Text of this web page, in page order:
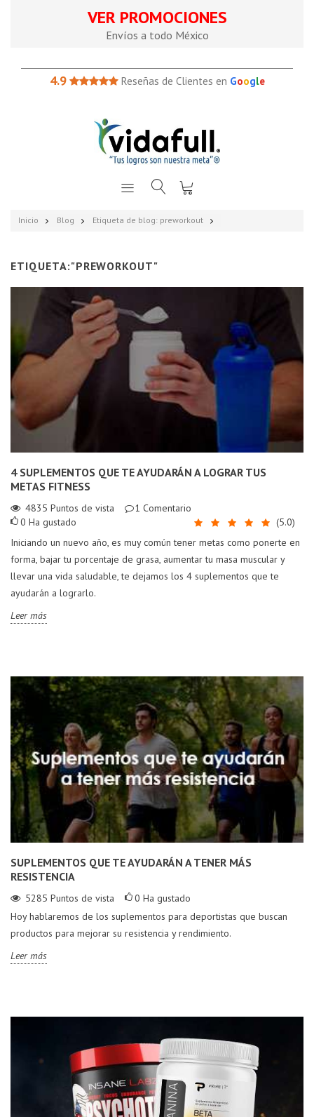
VER PROMOCIONES
Envíos a todo México
4.9 Reseñas de Clientes en Google
Inicio Blog Etiqueta de blog: preworkout
ETIQUETA:"PREWORKOUT"
4 SUPLEMENTOS QUE TE AYUDARÁN A LOGRAR TUS
METAS FITNESS
4835 Puntos de vista 1 Comentario
(5.0)
0 Ha gustado
Iniciando un nuevo año, es muy común tener metas como ponerte en
forma, bajar tu porcentaje de grasa, aumentar tu masa muscular y
llevar una vida saludable, te dejamos los 4 suplementos que te
ayudarán a lograrlo.
Leer más
SUPLEMENTOS QUE TE AYUDARÁN A TENER MÁS
RESISTENCIA
5285 Puntos de vista 0 Ha gustado
Hoy hablaremos de los suplementos para deportistas que buscan
productos para mejorar su resistencia y rendimiento.
Leer más